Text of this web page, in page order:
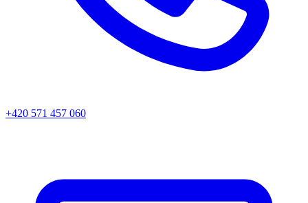
+420 571 457 060